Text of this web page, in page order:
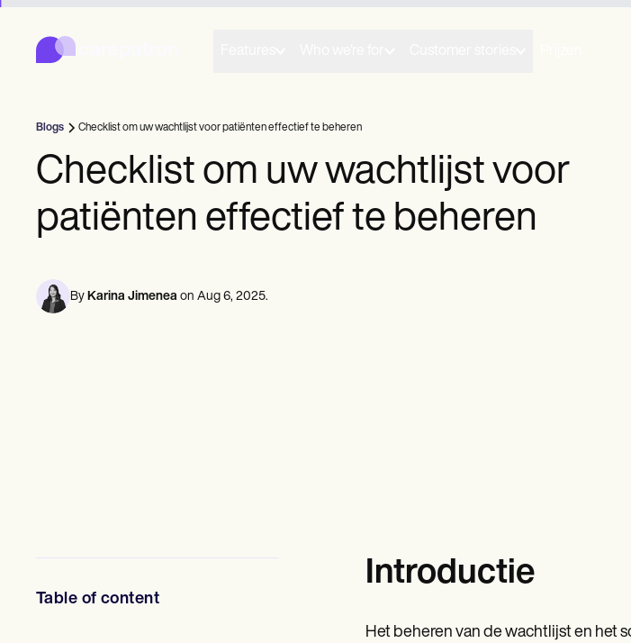
Carepatron
Planning
Documentatie
Facturering
Online formulieren
Herinneringen
Telezorg
Klinische aantekeningen
Individuele beoefenaars
Nieuwe beoefenaars
Gidsen met bronnen
Blogs Checklist om uw wachtlijst voor patiënten effectief te beheren
Checklist om uw wachtlijst voor
patiënten effectief te beheren
By Karina Jimenea on Aug 6, 2025.
Table of content
Introductie
Het beheren van de wachtlijst en het